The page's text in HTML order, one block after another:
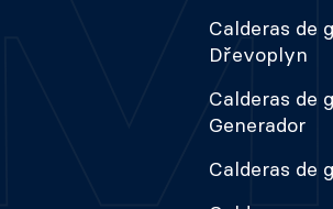
Calderas de
Dřevoplyn
Calderas de
Generador
Calderas de